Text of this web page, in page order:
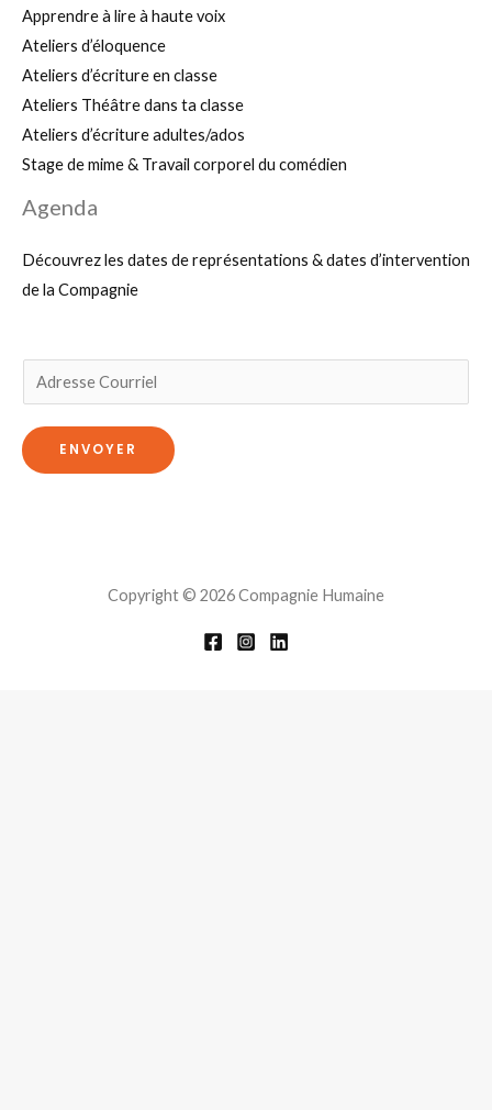
Apprendre à lire à haute voix
Ateliers d’éloquence
Ateliers d’écriture en classe
Ateliers Théâtre dans ta classe
Ateliers d’écriture adultes/ados
Stage de mime & Travail corporel du comédien
Agenda
Découvrez les dates de représentations & dates d’intervention
de la Compagnie
m
a
i
ENVOYER
Copyright © 2026 Compagnie Humaine